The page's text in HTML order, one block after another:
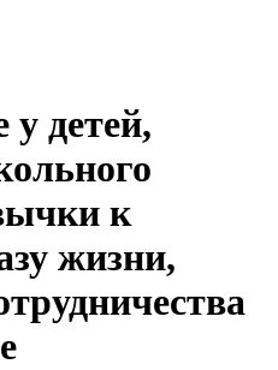
детей,
к
жизни,